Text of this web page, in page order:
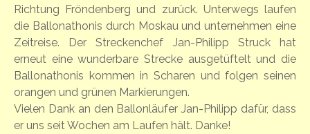
Richtung Fröndenberg und zurück. Unterwegs laufen
die Ballonathonis durch Moskau und unternehmen eine
Zeitreise. Der Streckenchef Jan-Philipp Struck hat
erneut eine wunderbare Strecke ausgetüftelt und die
Ballonathonis kommen in Scharen und folgen seinen
orangen und grünen Markierungen.
Vielen Dank an den Ballonläufer Jan-Philipp dafür, dass
er uns seit Wochen am Laufen hält. Danke!